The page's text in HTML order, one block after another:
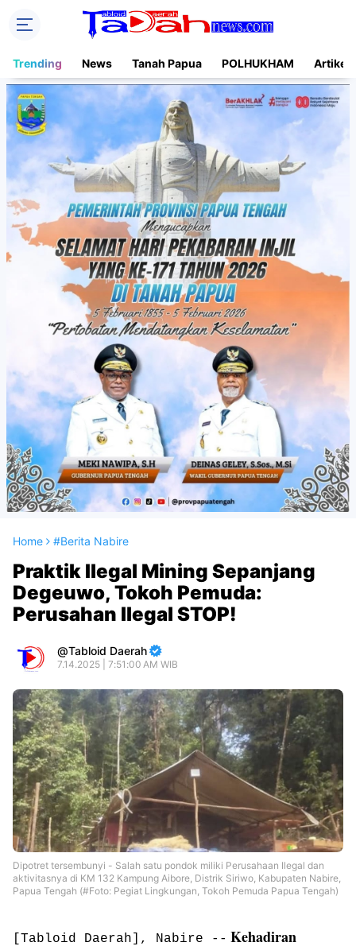
Trending News Tanah Papua POLHUKHAM Artikel
Home #Berita Nabire
Praktik Ilegal Mining Sepanjang
Degeuwo, Tokoh Pemuda:
Perusahan Ilegal STOP!
Tabloid Daerah
7.14.2025 | 7:51:00 AM WIB
Dipotret tersembunyi - Salah satu pondok miliki Perusahaan Ilegal dan
aktivitasnya di KM 132 Kampung Aibore, Distrik Siriwo, Kabupaten Nabire,
Papua Tengah (#Foto: Pegiat Lingkungan, Tokoh Pemuda Papua Tengah)
[Tabloid Daerah], Nabire -- Kehadiran